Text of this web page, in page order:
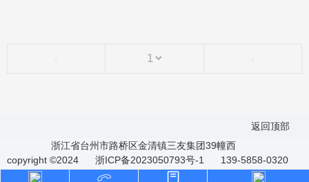
返回顶部
浙江省台州市路桥区金清镇三友集团39幢西
copyright ©2024
浙ICP备2023050793号-1 139-5858-0320